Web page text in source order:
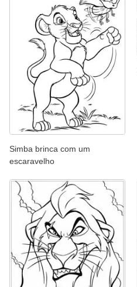
Simba brinca com um
escaravelho